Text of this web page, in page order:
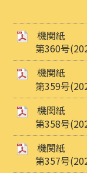
機関紙
第360号
機関紙
第359号
機関紙
第358号
機関紙
第357号